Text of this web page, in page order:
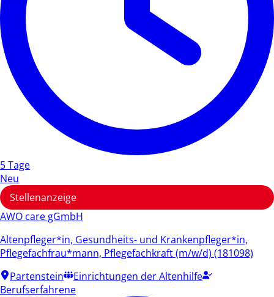
5 Tage
Neu
Stellenanzeige
AWO care gGmbH
Altenpfleger*in, Gesundheits- und Krankenpfleger*in,
Pflegefachfrau*mann, Pflegefachkraft (m/w/d) (181098)
Partenstein
Einrichtungen der Altenhilfe
Berufserfahrene